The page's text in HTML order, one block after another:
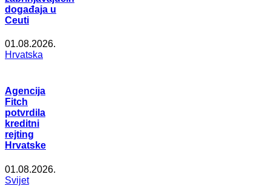
događaja u
Ceuti
01.08.2026.
Hrvatska
Agencija
Fitch
potvrdila
kreditni
rejting
Hrvatske
01.08.2026.
Svijet